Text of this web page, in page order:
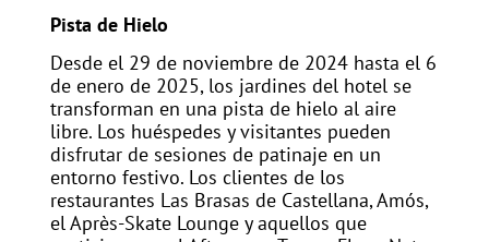
Pista de Hielo
Desde el 29 de noviembre de 2024 hasta el 6
de enero de 2025, los jardines del hotel se
transforman en una pista de hielo al aire
libre. Los huéspedes y visitantes pueden
disfrutar de sesiones de patinaje en un
entorno festivo. Los clientes de los
restaurantes Las Brasas de Castellana, Amós,
el Après-Skate Lounge y aquellos que